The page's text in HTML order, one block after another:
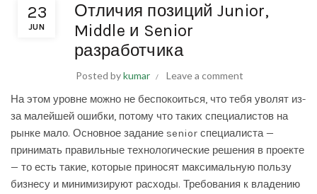
23
JUN
Отличия позиций Junior,
Middle и Senior
разработчика
Posted bykumar Leave a comment
На этом уровне можно не беспокоиться, что тебя уволят из-
за малейшей ошибки, потому что таких специалистов на
рынке мало. Основное задание senior специалиста —
принимать правильные технологические решения в проекте
— то есть такие, которые приносят максимальную пользу
бизнесу и минимизируют расходы. Требования к владению